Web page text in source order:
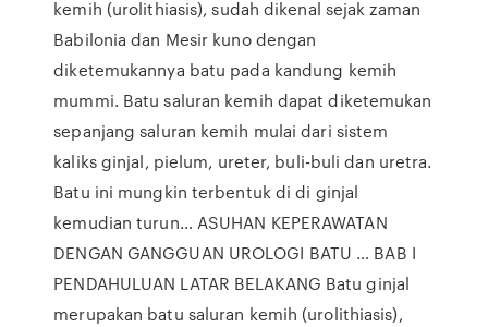
kemih (urolithiasis), sudah dikenal sejak zaman
Babilonia dan Mesir kuno dengan
diketemukannya batu pada kandung kemih
mummi. Batu saluran kemih dapat diketemukan
sepanjang saluran kemih mulai dari sistem
kaliks ginjal, pielum, ureter, buli-buli dan uretra.
Batu ini mungkin terbentuk di di ginjal
kemudian turun… ASUHAN KEPERAWATAN
DENGAN GANGGUAN UROLOGI BATU … BAB I
PENDAHULUAN LATAR BELAKANG Batu ginjal
merupakan batu saluran kemih (urolithiasis),